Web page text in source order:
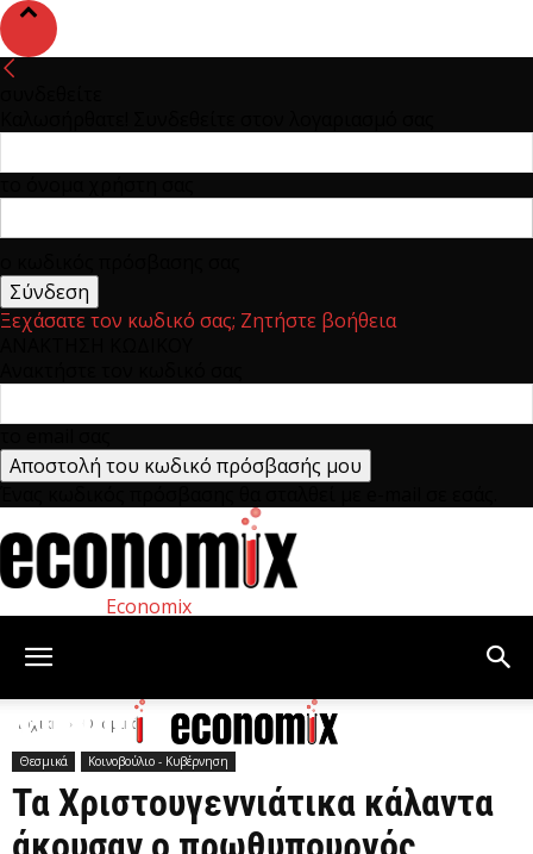
Ξεχάσατε τον κωδικό σας; Ζητήστε βοήθεια
Economix
Αρχική Θεσμικά
Θεσμικά Κοινοβούλιο - Κυβέρνηση
Τα Χριστουγεννιάτικα κάλαντα